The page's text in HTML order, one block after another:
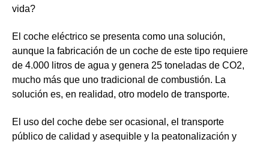
vida?
El coche eléctrico se presenta como una solución,
aunque la fabricación de un coche de este tipo requiere
de 4.000 litros de agua y genera 25 toneladas de CO2,
mucho más que uno tradicional de combustión. La
solución es, en realidad, otro modelo de transporte.
El uso del coche debe ser ocasional, el transporte
público de calidad y asequible y la peatonalización y